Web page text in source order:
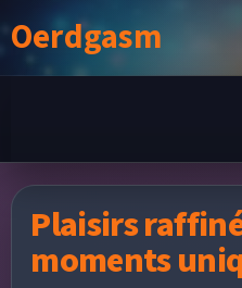
Skip to content
Oerdgasm
EXPÉRIENCES
LA DISCRÉTION DANS LE
Plaisirs
moments